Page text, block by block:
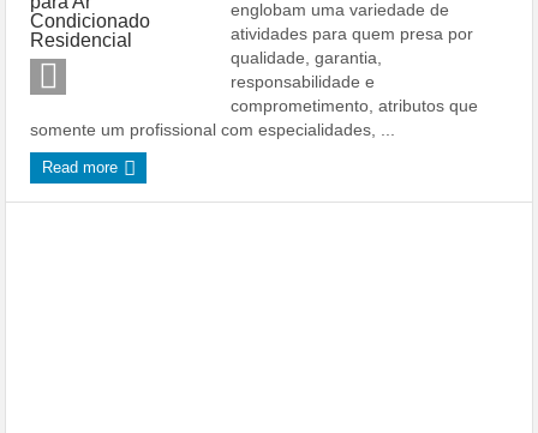
englobam uma variedade de
atividades para quem presa por
qualidade, garantia,
responsabilidade e
comprometimento, atributos que
somente um profissional com especialidades, ...
Read more